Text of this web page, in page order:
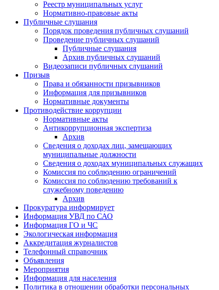
Реестр муниципальных услуг
Нормативно-правовые акты
Публичные слушания
Порядок проведения публичных слушаний
Проведение публичных слушаний
Публичные слушания
Архив публичных слушаний
Видеозаписи публичных слушаний
Призыв
Права и обязанности призывников
Информация для призывников
Нормативные документы
Противодействие коррупции
Нормативные акты
Антикоррупционная экспертиза
Архив
Сведения о доходах лиц, замещающих
муниципальные должности
Сведения о доходах муниципальных служащих
Комиссия по соблюдению ограничений
Комиссия по соблюдению требований к
служебному поведению
Архив
Прокуратура информирует
Информация УВД по САО
Информация ГО и ЧС
Экологическая информация
Аккредитация журналистов
Телефонный справочник
Объявления
Мероприятия
Информация для населения
Политика в отношении обработки персональных